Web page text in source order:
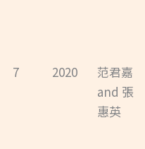
7
2020
范君嘉
and 張
惠英